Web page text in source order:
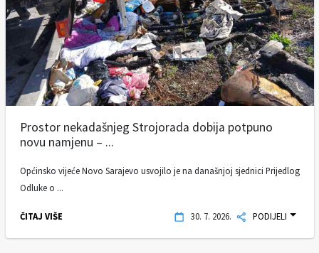
Prostor nekadašnjeg Strojorada dobija potpuno
novu namjenu – ...
Općinsko vijeće Novo Sarajevo usvojilo je na današnjoj sjednici Prijedlog
Odluke o ...
ČITAJ VIŠE 30. 7. 2026. PODIJELI